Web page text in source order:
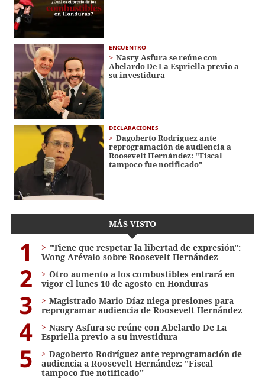
ENCUENTRO
Nasry Asfura se reúne con
Abelardo De La Espriella previo a
su investidura
DECLARACIONES
Dagoberto Rodríguez ante
reprogramación de audiencia a
Roosevelt Hernández: "Fiscal
tampoco fue notificado"
MÁS VISTO
1
"Tiene que respetar la libertad de expresión":
Wong Arévalo sobre Roosevelt Hernández
2
Otro aumento a los combustibles entrará en
vigor el lunes 10 de agosto en Honduras
3
Magistrado Mario Díaz niega presiones para
reprogramar audiencia de Roosevelt Hernández
4
Nasry Asfura se reúne con Abelardo De La
Espriella previo a su investidura
5
Dagoberto Rodríguez ante reprogramación de
audiencia a Roosevelt Hernández: "Fiscal
tampoco fue notificado"